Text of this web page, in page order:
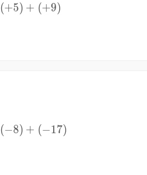
(+5) + (+9)
(−8) + (−17)